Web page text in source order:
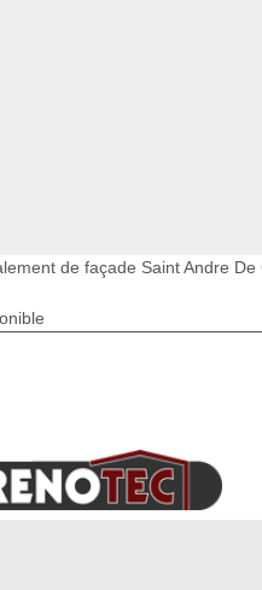
de façade Saint Andre De